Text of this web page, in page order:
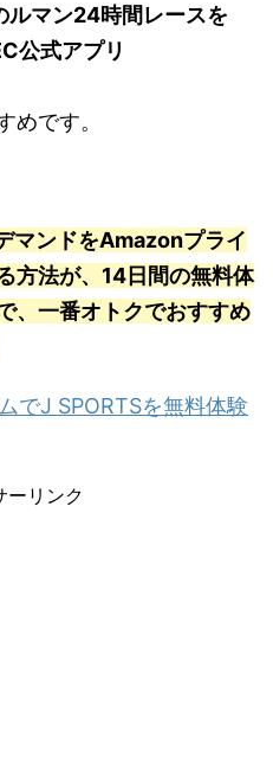
ルマン24時間レースを
公式アプリ
めです。
マンドをAmazonプライ
方法が、14日間の無料体
、一番オトクでおすすめ
でJ SPORTSを無料体験
ーリンク